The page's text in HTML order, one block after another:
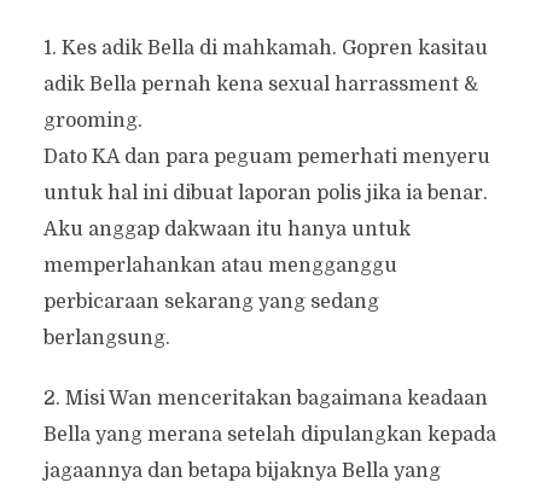
1. Kes adik Bella di mahkamah. Gopren kasitau
adik Bella pernah kena sexual harrassment &
grooming.
Dato KA dan para peguam pemerhati menyeru
untuk hal ini dibuat laporan polis jika ia benar.
Aku anggap dakwaan itu hanya untuk
memperlahankan atau mengganggu
perbicaraan sekarang yang sedang
berlangsung.
2. Misi Wan menceritakan bagaimana keadaan
Bella yang merana setelah dipulangkan kepada
jagaannya dan betapa bijaknya Bella yang